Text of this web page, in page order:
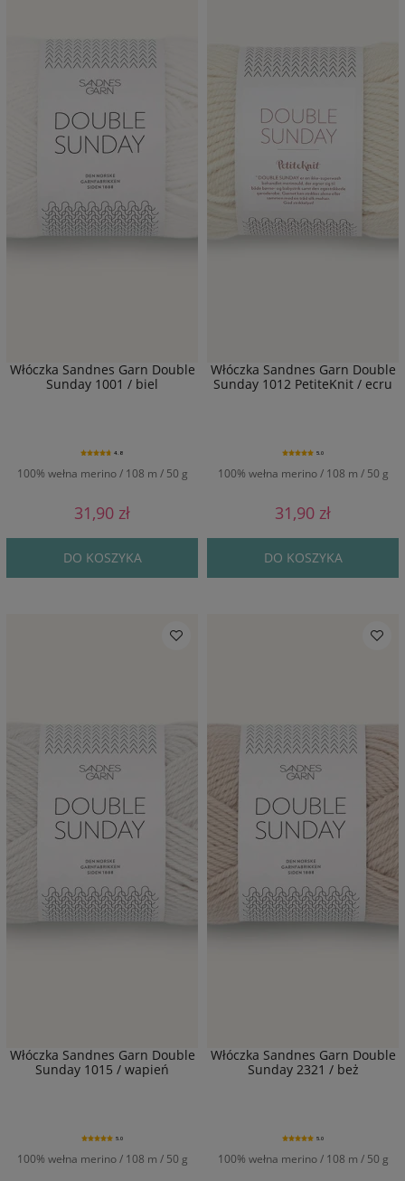
Włóczka Sandnes Garn Double
Sunday 1001 / biel
100% wełna merino / 108 m / 50 g
4.8
31,90 zł
DO KOSZYKA
Włóczka Sandnes Garn Double
Sunday 1012 PetiteKnit / ecru
100% wełna merino / 108 m / 50 g
5.0
31,90 zł
DO KOSZYKA
Włóczka Sandnes Garn Double
Sunday 1015 / wapień
100% wełna merino / 108 m / 50 g
5.0
Włóczka Sandnes Garn Double
Sunday 2321 / beż
100% wełna merino / 108 m / 50 g
5.0